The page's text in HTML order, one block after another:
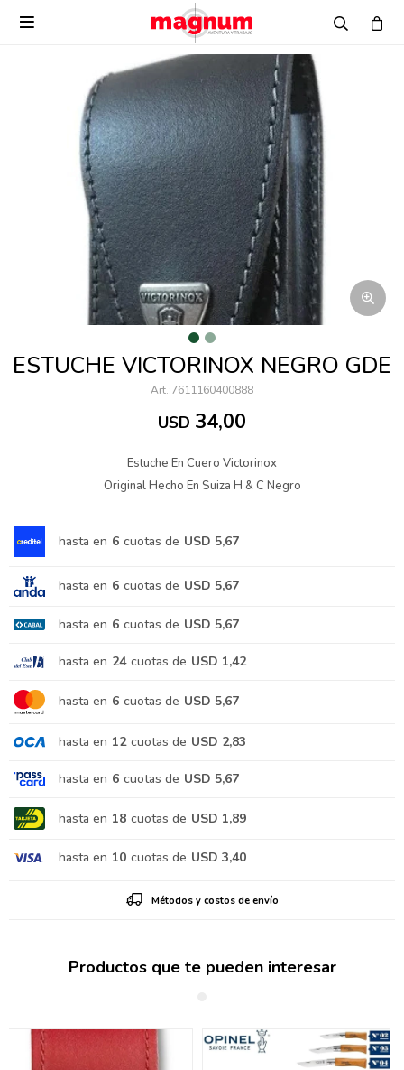

ESTUCHE VICTORINOX NEGRO GDE
7611160400888
USD 34,00
Estuche En Cuero Victorinox
Original Hecho En Suiza H & C Negro
hasta en 6 cuotas de USD 5,67
hasta en 6 cuotas de USD 5,67
hasta en 6 cuotas de USD 5,67
hasta en 24 cuotas de USD 1,42
hasta en 6 cuotas de USD 5,67
hasta en 12 cuotas de USD 2,83
hasta en 6 cuotas de USD 5,67
hasta en 18 cuotas de USD 1,89
hasta en 10 cuotas de USD 3,40
Métodos y costos de envío
Productos que te pueden interesar